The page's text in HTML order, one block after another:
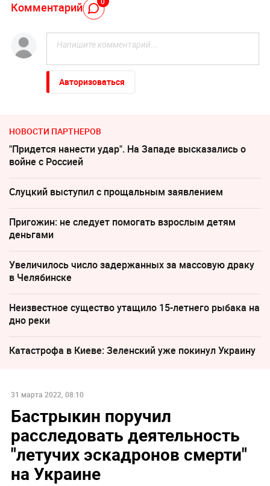
Комментарий
Авторизоваться
НОВОСТИ ПАРТНЕРОВ
"Придется нанести удар". На Западе высказались о
войне с Россией
Слуцкий выступил с прощальным заявлением
Пригожин: не следует помогать взрослым детям
деньгами
Увеличилось число задержанных за массовую драку
в Челябинске
Неизвестное существо утащило 15-летнего рыбака на
дно реки
Катастрофа в Киеве: Зеленский уже покинул Украину
31 марта 2022, 08:10
Бастрыкин поручил
расследовать деятельность
"летучих эскадронов смерти"
на Украине